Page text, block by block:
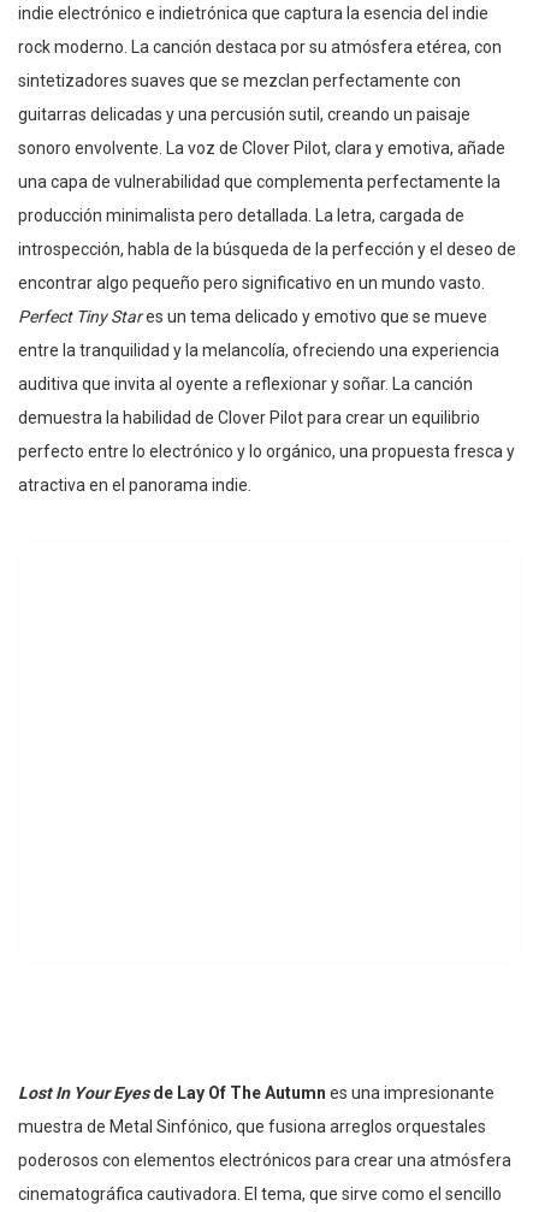
indie electrónico e indietrónica que captura la esencia del indie
rock moderno. La canción destaca por su atmósfera etérea, con
sintetizadores suaves que se mezclan perfectamente con
guitarras delicadas y una percusión sutil, creando un paisaje
sonoro envolvente. La voz de Clover Pilot, clara y emotiva, añade
una capa de vulnerabilidad que complementa perfectamente la
producción minimalista pero detallada. La letra, cargada de
introspección, habla de la búsqueda de la perfección y el deseo de
encontrar algo pequeño pero significativo en un mundo vasto.
Perfect Tiny Stares un tema delicado y emotivo que se mueve
entre la tranquilidad y la melancolía, ofreciendo una experiencia
auditiva que invita al oyente a reflexionar y soñar. La canción
demuestra la habilidad de Clover Pilot para crear un equilibrio
perfecto entre lo electrónico y lo orgánico, una propuesta fresca y
atractiva en el panorama indie.
Lost In Your Eyesde Lay Of The Autumn es una impresionante
muestra de Metal Sinfónico, que fusiona arreglos orquestales
poderosos con elementos electrónicos para crear una atmósfera
cinematográfica cautivadora. El tema, que sirve como el sencillo